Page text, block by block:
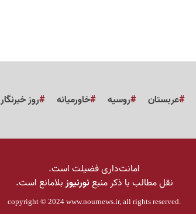
عربستان روسیه خاورمیانه روز خبرنگار
امانت‌داری فضیلت است.
نقل مطالب با ذکر منبعنورنیوزبلامانع است.
copyright © 2024 www.nournews.ir, all rights reserved.